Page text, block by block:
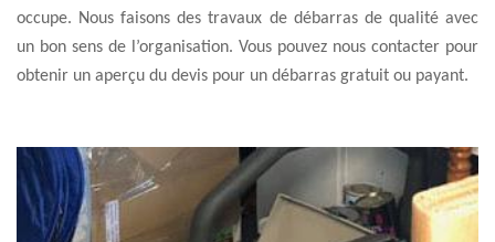
occupe. Nous faisons des travaux de débarras de qualité avec
un bon sens de l’organisation. Vous pouvez nous contacter pour
obtenir un aperçu du devis pour un débarras gratuit ou payant.